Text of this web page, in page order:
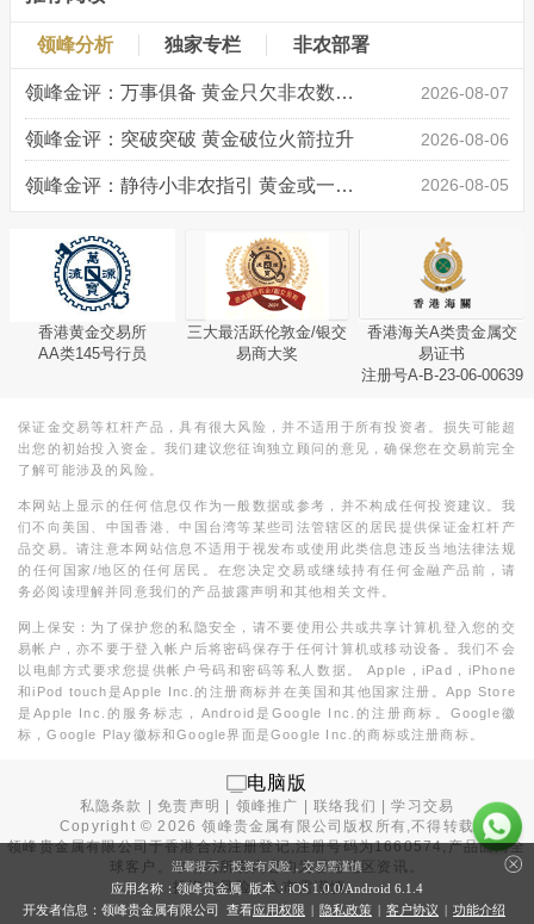
领峰分析 独家专栏 非农部署
领峰金评：万事俱备 黄金只欠非农数据“东风” 2026-08-07
领峰金评：突破突破 黄金破位火箭拉升 2026-08-06
领峰金评：静待小非农指引 黄金或一击破局 2026-08-05
香港黄金交易所
AA类145号行员
三大最活跃伦敦金/银交
易商大奖
香港海关A类贵金属交
易证书
注册号A-B-23-06-00639
保证金交易等杠杆产品，具有很大风险，并不适用于所有投资者。损失可能超
出您的初始投入资金。我们建议您征询独立顾问的意见，确保您在交易前完全
了解可能涉及的风险。
本网站上显示的任何信息仅作为一般数据或参考，并不构成任何投资建议。我
们不向美国、中国香港、中国台湾等某些司法管辖区的居民提供保证金杠杆产
品交易。请注意本网站信息不适用于视发布或使用此类信息违反当地法律法规
的任何国家/地区的任何居民。在您决定交易或继续持有任何金融产品前，请
务必阅读理解并同意我们的产品披露声明和其他相关文件。
网上保安：为了保护您的私隐安全，请不要使用公共或共享计算机登入您的交
易帐户，亦不要于登入帐户后将密码保存于任何计算机或移动设备。我们不会
以电邮方式要求您提供帐户号码和密码等私人数据。 Apple，iPad，iPhone
和iPod touch是Apple Inc.的注册商标并在美国和其他国家注册。App Store
是Apple Inc.的服务标志，Android是Google Inc.的注册商标。Google徽
标，Google Play徽标和Google界面是Google Inc.的商标或注册商标。
电脑版
私隐条款 |免责声明 | 领峰推广 |联络我们 |学习交易
Copyright © 2026 领峰贵金属有限公司版权所有,不得转载
领峰贵金属有限公司于香港合法注册登记,注册号码为1660574,产品面向全
球客户。本站内所有内容均为香港地区资讯。
投资有风险，入市需谨慎。
温馨提示：投资有风险，交易需谨慎
应用名称：领峰贵金属 版本：iOS 1.0.0/Android 6.1.4
开发者信息：领峰贵金属有限公司 查看应用权限 | 隐私政策 | 客户协议 | 功能介绍